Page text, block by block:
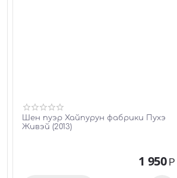
Шен пуэр Хайпурун фабрики Пухэ
Живэй (2013)
1 950 Р